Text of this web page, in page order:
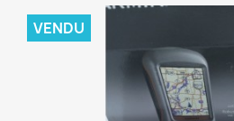
VENDU